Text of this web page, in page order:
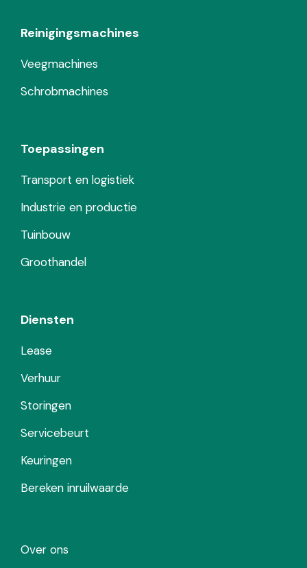
Reinigingsmachines
Veegmachines
Schrobmachines
Toepassingen
Transport en logistiek
Industrie en productie
Tuinbouw
Groothandel
Diensten
Lease
Verhuur
Storingen
Servicebeurt
Keuringen
Bereken inruilwaarde
Over ons